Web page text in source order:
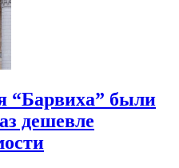
“Барвиха” были
дешевле